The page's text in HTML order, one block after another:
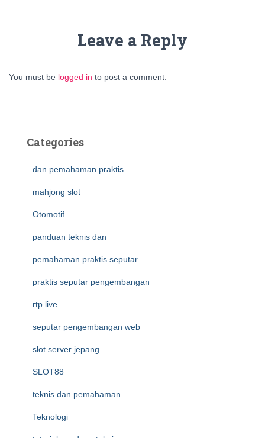
Leave a Reply
You must be logged in to post a comment.
Categories
dan pemahaman praktis
mahjong slot
Otomotif
panduan teknis dan
pemahaman praktis seputar
praktis seputar pengembangan
rtp live
seputar pengembangan web
slot server jepang
SLOT88
teknis dan pemahaman
Teknologi